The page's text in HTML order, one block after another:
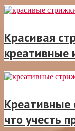
Красивая
креативные
Креативные
что учесть